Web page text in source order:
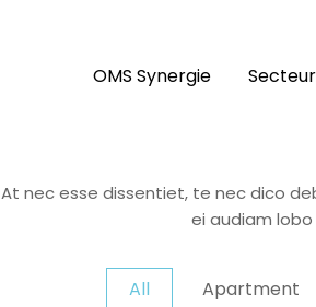
OMS Synergie
At nec esse dissentiet, te nec dico
ei audiam
All Apartment